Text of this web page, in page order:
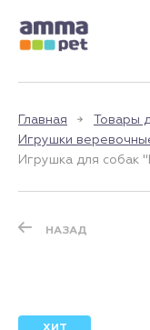
Главная Товары
Игрушки
Игрушка для собак
НАЗАД
ХИТ